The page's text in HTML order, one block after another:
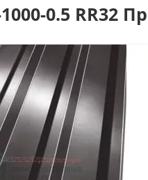
0.5 RR32